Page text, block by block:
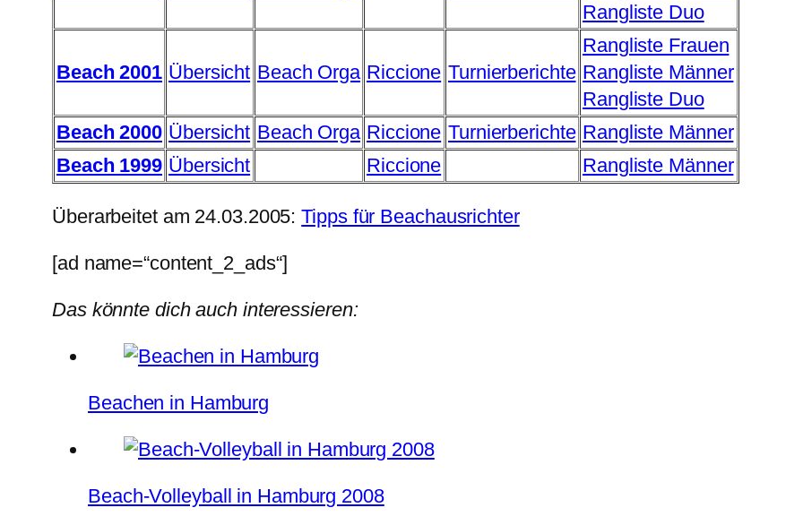
Rangliste Duo
Beach 2001 Übersicht Beach Orga Riccione Turnierberichte
Rangliste Frauen
Rangliste Männer
Rangliste Duo
Beach 2000 Übersicht Beach Orga Riccione Turnierberichte Rangliste Männer
Beach 1999 Übersicht Riccione Rangliste Männer
Überarbeitet am 24.03.2005:Tipps für Beachausrichter
[ad name=“content_2_ads“]
Das könnte dich auch interessieren:
Beachen in Hamburg
Beach-Volleyball in Hamburg 2008